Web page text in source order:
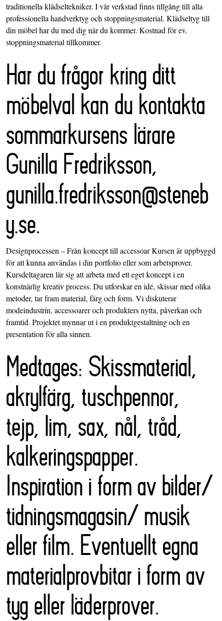
traditionella klädseltekniker. I vår verkstad finns tillgång till alla
professionella handverktyg och stoppningsmaterial. Klädseltyg till
din möbel har du med dig när du kommer. Kostnad för ev.
stoppningsmaterial tillkommer.
Har du frågor kring ditt
möbelval kan du kontakta
sommarkursens lärare
Gunilla Fredriksson,
gunilla.fredriksson@steneb
y.se.
Designprocessen – Från koncept till accessoar Kursen är uppbyggd
för att kunna användas i din portfolio eller som arbetsprover.
Kursdeltagaren lär sig att arbeta med ett eget koncept i en
konstnärlig kreativ process. Du utforskar en idé, skissar med olika
metoder, tar fram material, färg och form. Vi diskuterar
modeindustrin, accessoarer och produkters nytta, påverkan och
framtid. Projektet mynnar ut i en produktgestaltning och en
presentation för alla sinnen.
Medtages: Skissmaterial,
akrylfärg, tuschpennor,
tejp, lim, sax, nål, tråd,
kalkeringspapper.
Inspiration i form av bilder/
tidningsmagasin/ musik
eller film. Eventuellt egna
materialprovbitar i form av
tyg eller läderprover.